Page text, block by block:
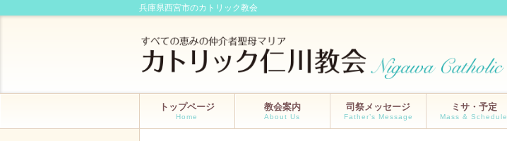
兵庫県西宮市のカトリック教会
トップページ
Home
教会案内
About Us
司祭メッセージ
Father’s Message
ミサ・予定
Mass & Schedule